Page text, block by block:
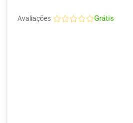
Avaliações Grátis